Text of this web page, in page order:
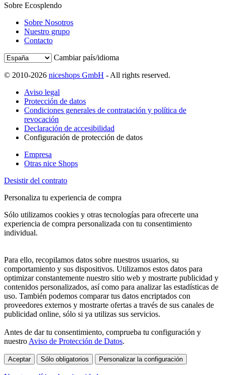
Sobre Ecosplendo
Sobre Nosotros
Nuestro grupo
Contacto
Cambiar país/idioma
© 2010-2026 niceshops GmbH - All rights reserved.
Aviso legal
Protección de datos
Condiciones generales de contratación y política de
revocación
Declaración de accesibilidad
Configuración de protección de datos
Empresa
Otras nice Shops
Desistir del contrato
Personaliza tu experiencia de compra
Sólo utilizamos cookies y otras tecnologías para ofrecerte una
experiencia de compra personalizada con tu consentimiento
individual.
Para ello, recopilamos datos sobre nuestros usuarios, su
comportamiento y sus dispositivos. Utilizamos estos datos para
optimizar constantemente nuestro sitio web y mostrarte publicidad y
contenidos personalizados, así como para analizar las estadísticas de
uso. También podemos comparar tus datos encriptados con
proveedores externos y mostrarte ofertas a través de sus canales de
publicidad online, sólo si ya utilizas sus servicios.
Antes de dar tu consentimiento, comprueba tu configuración y
nuestro Aviso de Protección de Datos.
Aceptar Sólo obligatorios Personalizar la configuración